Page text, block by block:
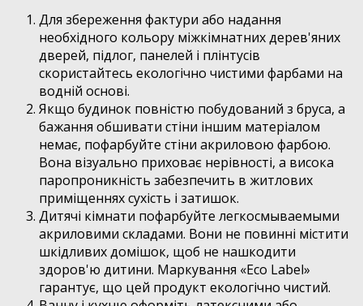
Для збереження фактури або надання
необхідного кольору міжкімнатних дерев'яних
дверей, підлог, панелей і плінтусів
скористайтесь екологічно чистими фарбами на
водній основі.
Якщо будинок повністю побудований з бруса, а
бажання обшивати стіни іншим матеріалом
немає, пофарбуйте стіни акриловою фарбою.
Вона візуально приховає нерівності, а висока
паропроникність забезпечить в житлових
приміщеннях сухість і затишок.
Дитячі кімнати пофарбуйте легкосмываемыми
акриловими складами. Вони не повинні містити
шкідливих домішок, щоб не нашкодити
здоров'ю дитини. Маркування «Eco Label»
гарантує, що цей продукт екологічно чистий.